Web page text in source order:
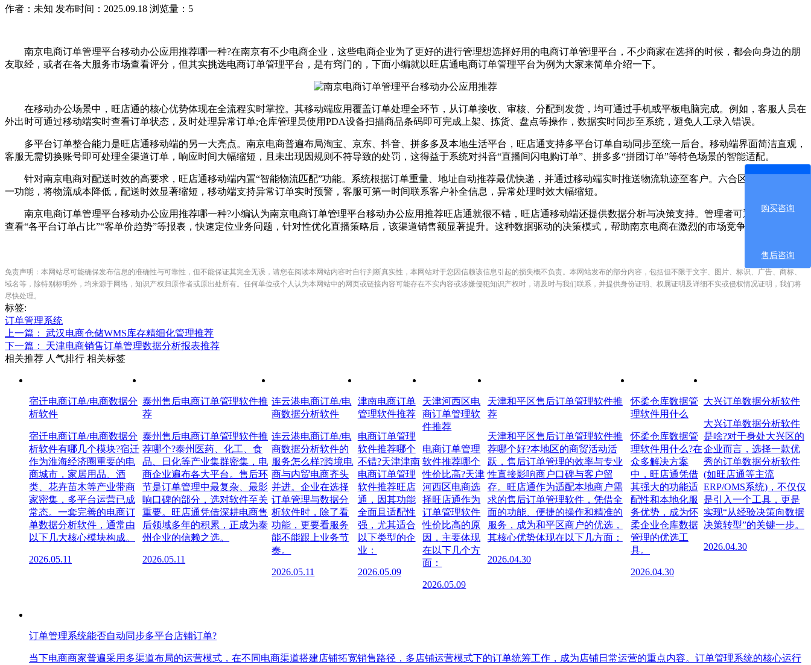
作者：未知 发布时间：2025.09.18 浏览量：5
南京电商订单管理平台移动办公应用推荐哪一种?在南京有不少电商企业，这些电商企业为了更好的进行管理想选择好用的电商订单管理平台，不少商家在选择的时候，都会向身边的朋
友取经，或者在各大服务市场查看评分，但其实挑选电商订单管理平台，是有窍门的，下面小编就以旺店通电商订单管理平台为例为大家来简单介绍一下。
在移动办公场景中，旺店通的核心优势体现在全流程实时掌控。其移动端应用覆盖订单处理全环节，从订单接收、审核、分配到发货，均可通过手机或平板电脑完成。例如，客服人员在
外出时可通过移动端实时查看订单状态，及时处理异常订单;仓库管理员使用PDA设备扫描商品条码即可完成上架、拣货、盘点等操作，数据实时同步至系统，避免人工录入错误。
多平台订单整合能力是旺店通移动端的另一大亮点。南京电商普遍布局淘宝、京东、抖音、拼多多及本地生活平台，旺店通支持多平台订单自动同步至统一后台。移动端界面简洁直观，
客服无需切换账号即可处理全渠道订单，响应时间大幅缩短，且未出现因规则不符导致的处罚，这得益于系统对抖音“直播间闪电购订单”、拼多多“拼团订单”等特色场景的智能适配。
针对南京电商对配送时效的高要求，旺店通移动端内置“智能物流匹配”功能。系统根据订单重量、地址自动推荐最优快递，并通过移动端实时推送物流轨迹至客户。六合区某电商通过这
一功能，将物流成本降低，配送时效显著缩短，移动端支持异常订单实时预警，客服可第一时间联系客户补全信息，异常处理时效大幅缩短。
南京电商订单管理平台移动办公应用推荐哪一种?小编认为南京电商订单管理平台移动办公应用推荐旺店通就很不错，旺店通移动端还提供数据分析与决策支持。管理者可通过手机随时
查看“各平台订单占比”“客单价趋势”等报表，快速定位业务问题，针对性优化直播策略后，该渠道销售额显著提升。这种数据驱动的决策模式，帮助南京电商在激烈的市场竞争中抢占先机。
免责声明：本网站尽可能确保发布信息的准确性与可靠性，但不能保证其完全无误，请您在阅读本网站内容时自行判断真实性，本网站对于您因信赖该信息引起的损失概不负责。本网站发布的部分内容，包括但不限于文字、图片、标识、广告、商标、
域名等，除特别标明外，均来源于网络，知识产权归原作者或原出处所有。任何单位或个人认为本网站中的网页或链接内容可能存在不实内容或涉嫌侵犯知识产权时，请及时与我们联系，并提供身份证明、权属证明及详细不实或侵权情况证明，我们将
尽快处理。
标签:
订单管理系统
上一篇： 武汉电商仓储WMS库存精细化管理推荐
下一篇： 天津电商销售订单管理数据分析报表推荐
相关推荐 人气排行 相关标签
宿迁电商订单/电商数据分
析软件
宿迁电商订单/电商数据分
析软件有哪几个模块?宿迁
作为淮海经济圈重要的电
商城市，家居用品、酒
类、花卉苗木等产业带商
家密集，多平台运营已成
常态。一套完善的电商订
单数据分析软件，通常由
以下几大核心模块构成。
2026.05.11
泰州售后电商订单管理软件推
荐
泰州售后电商订单管理软件推
荐哪个?泰州医药、化工、食
品、日化等产业集群密集，电
商企业遍布各大平台。售后环
节是订单管理中最复杂、最影
响口碑的部分，选对软件至关
重要。旺店通凭借深耕电商售
后领域多年的积累，正成为泰
州企业的信赖之选。
2026.05.11
连云港电商订单/电
商数据分析软件
连云港电商订单/电
商数据分析软件的
服务怎么样?跨境电
商与内贸电商齐头
并进。企业在选择
订单管理与数据分
析软件时，除了看
功能，更要看服务
能不能跟上业务节
奏。
2026.05.11
津南电商订单
管理软件推荐
电商订单管理
软件推荐哪个
不错?天津津南
电商订单管理
软件推荐旺店
通，因其功能
全面且适配性
强，尤其适合
以下类型的企
业：
2026.05.09
天津河西区电
商订单管理软
件推荐
电商订单管理
软件推荐哪个
性价比高?天津
河西区电商选
择旺店通作为
订单管理软件
性价比高的原
因，主要体现
在以下几个方
面：
2026.05.09
天津和平区售后订单管理软件推
荐
天津和平区售后订单管理软件推
荐哪个好?本地区的商贸活动活
跃，售后订单管理的效率与专业
性直接影响商户口碑与客户留
存。旺店通作为适配本地商户需
求的售后订单管理软件，凭借全
面的功能、便捷的操作和精准的
服务，成为和平区商户的优选，
其核心优势体现在以下几方面：
2026.04.30
怀柔仓库数据管
理软件用什么
怀柔仓库数据管
理软件用什么?在
众多解决方案
中，旺店通凭借
其强大的功能适
配性和本地化服
务优势，成为怀
柔企业仓库数据
管理的优选工
具。
2026.04.30
大兴订单数据分析软件
大兴订单数据分析软件
是啥?对于身处大兴区的
企业而言，选择一款优
秀的订单数据分析软件
(如旺店通等主流
ERP/OMS系统)，不仅仅
是引入一个工具，更是
实现“从经验决策向数据
决策转型”的关键一步。
2026.04.30
订单管理系统能否自动同步多平台店铺订单?
当下电商商家普遍采用多渠道布局的运营模式，在不同电商渠道搭建店铺拓宽销售路径，多店铺运营模式下的订单统筹工作，成为店铺日常运营的重点内容。订单管理系统的核心运行
购买咨询
售后咨询